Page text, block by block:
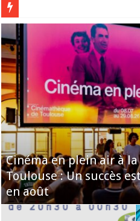
Les Nocturnes de la Cité de l’espace
Cinéma en plein air à
Toulouse : Un succès
en août